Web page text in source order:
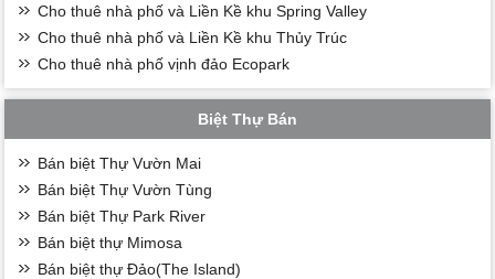
Cho thuê nhà phố và Liền Kề khu Spring Valley
Cho thuê nhà phố và Liền Kề khu Thủy Trúc
Cho thuê nhà phố vịnh đảo Ecopark
Biệt Thự Bán
Bán biệt Thự Vườn Mai
Bán biệt Thự Vườn Tùng
Bán biệt Thự Park River
Bán biệt thự Mimosa
Bán biệt thự Đảo(The Island)